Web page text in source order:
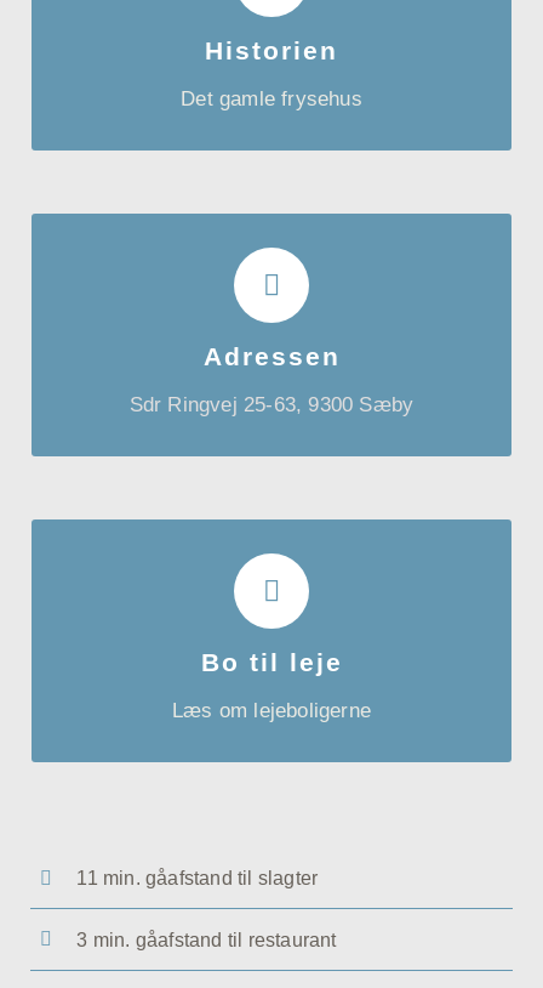
Historien
Det gamle frysehus
Fiskeindustri og bygget i starten af 1980’erne.
makreller i sin tid, men har stået tomt længe.
Adressen
Sdr Ringvej 25-63, 9300 Sæby
ADRESSEN
Lejlighedsbygningen Udsigten, rummer 20
lejeboliger og ligger centralt i skønne Sæby.
udeliv og alle naturens glæder.
Bo til leje
Læs om lejeboligerne
BO TIL LEJE
De 4-vær. og 5-vær. lejligheder bliver ca. 110-
130 kvm store og har alt i hårde hvidevarer.
Hver enkelt lejebolig får enten altan eller
terrasse, og mulighed for at leje en
parkeringsplads.
11 min. gåafstand til slagter
3 min. gåafstand til restaurant